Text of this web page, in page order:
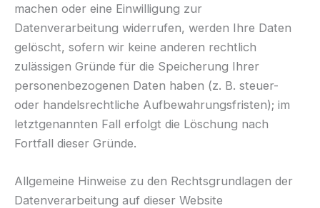
machen oder eine Einwilligung zur
Datenverarbeitung widerrufen, werden Ihre Daten
gelöscht, sofern wir keine anderen rechtlich
zulässigen Gründe für die Speicherung Ihrer
personenbezogenen Daten haben (z. B. steuer-
oder handelsrechtliche Aufbewahrungsfristen); im
letztgenannten Fall erfolgt die Löschung nach
Fortfall dieser Gründe.
Allgemeine Hinweise zu den Rechtsgrundlagen der
Datenverarbeitung auf dieser Website